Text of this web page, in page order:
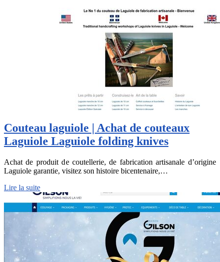
Couteau laguiole | Achat de couteaux
Laguiole Laguiole folding knives
Achat de produit de coutellerie, de fabrication artisanale d’origine
Laguiole garantie, visitez son histoire bicentenaire,…
Lire la suite